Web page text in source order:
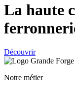
La haute
Découvrir
Notre métier